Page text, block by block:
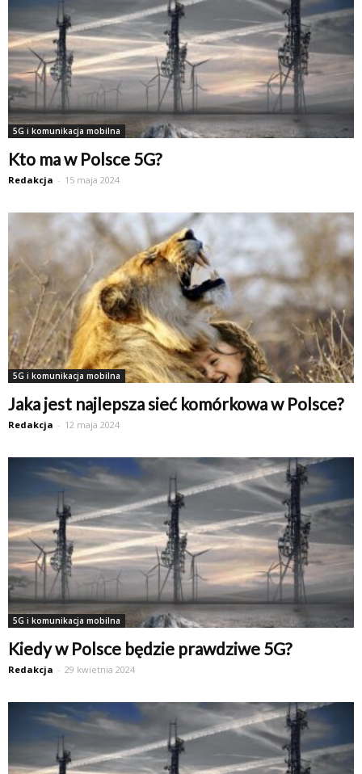
5G i komunikacja mobilna
Kto ma w Polsce 5G?
Redakcja - 15 maja 2024
5G i komunikacja mobilna
Jaka jest najlepsza sieć komórkowa w Polsce?
Redakcja - 12 maja 2024
5G i komunikacja mobilna
Kiedy w Polsce będzie prawdziwe 5G?
Redakcja - 29 kwietnia 2024